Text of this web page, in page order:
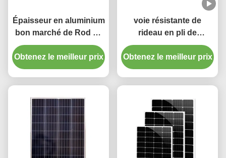
Épaisseur en aluminium
bon marché de Rod de
rideau en prix 28mm
1.2mm avec la finale en
plastique
Obtenez le meilleur prix
voie résistante de
rideau en pli de
pincement de rail de
rideau en épaisseur
L5m de 1.5mm
Obtenez le meilleur prix